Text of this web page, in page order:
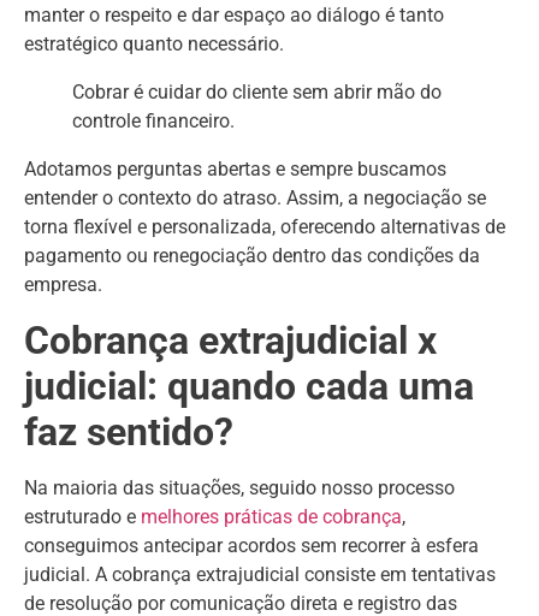
manter o respeito e dar espaço ao diálogo é tanto
estratégico quanto necessário.
Cobrar é cuidar do cliente sem abrir mão do
controle financeiro.
Adotamos perguntas abertas e sempre buscamos
entender o contexto do atraso. Assim, a negociação se
torna flexível e personalizada, oferecendo alternativas de
pagamento ou renegociação dentro das condições da
empresa.
Cobrança extrajudicial x
judicial: quando cada uma
faz sentido?
Na maioria das situações, seguido nosso processo
estruturado e melhores práticas de cobrança,
conseguimos antecipar acordos sem recorrer à esfera
judicial. A cobrança extrajudicial consiste em tentativas
de resolução por comunicação direta e registro das